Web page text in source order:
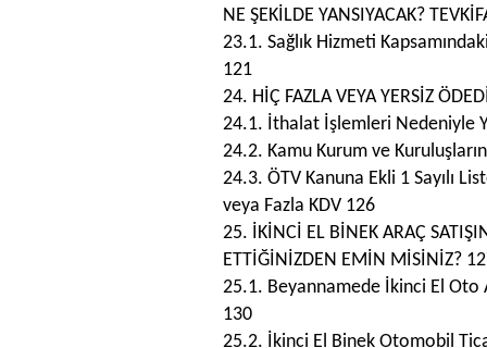
NE ŞEKİLDE YANSIYACAK?
23.1. Sağlık Hizmeti
121
24. HİÇ FAZLA VEYA YERSİZ
24.1. İthalat İşlemleri Nedeniyle
24.2. Kamu Kurum ve
24.3. ÖTV Kanuna Ekli 1 Sayılı
veya Fazla KDV 126
25. İKİNCİ EL BİNEK ARAÇ
ETTİĞİNİZDEN EMİN MİSİNİZ?
25.1. Beyannamede İkinci El Oto
130
25.2. İkinci El Binek Otomobil